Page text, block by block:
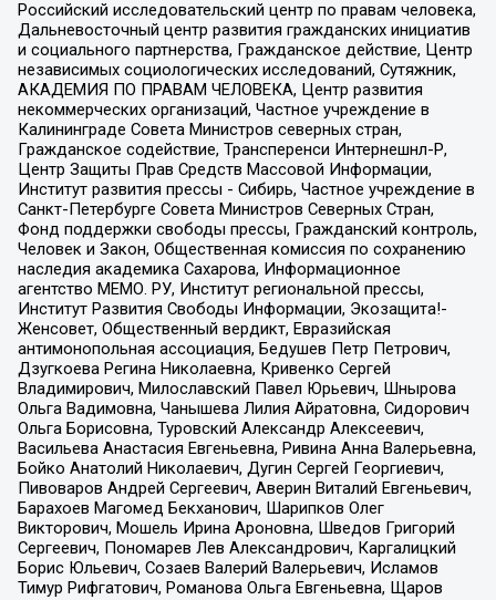
Российский исследовательский центр по правам человека,
Дальневосточный центр развития гражданских инициатив
и социального партнерства, Гражданское действие, Центр
независимых социологических исследований, Сутяжник,
АКАДЕМИЯ ПО ПРАВАМ ЧЕЛОВЕКА, Центр развития
некоммерческих организаций, Частное учреждение в
Калининграде Совета Министров северных стран,
Гражданское содействие, Трансперенси Интернешнл-Р,
Центр Защиты Прав Средств Массовой Информации,
Институт развития прессы - Сибирь, Частное учреждение в
Санкт-Петербурге Совета Министров Северных Стран,
Фонд поддержки свободы прессы, Гражданский контроль,
Человек и Закон, Общественная комиссия по сохранению
наследия академика Сахарова, Информационное
агентство МЕМО. РУ, Институт региональной прессы,
Институт Развития Свободы Информации, Экозащита!-
Женсовет, Общественный вердикт, Евразийская
антимонопольная ассоциация, Бедушев Петр Петрович,
Дзугкоева Регина Николаевна, Кривенко Сергей
Владимирович, Милославский Павел Юрьевич, Шнырова
Ольга Вадимовна, Чанышева Лилия Айратовна, Сидорович
Ольга Борисовна, Туровский Александр Алексеевич,
Васильева Анастасия Евгеньевна, Ривина Анна Валерьевна,
Бойко Анатолий Николаевич, Дугин Сергей Георгиевич,
Пивоваров Андрей Сергеевич, Аверин Виталий Евгеньевич,
Барахоев Магомед Бекханович, Шарипков Олег
Викторович, Мошель Ирина Ароновна, Шведов Григорий
Сергеевич, Пономарев Лев Александрович, Каргалицкий
Борис Юльевич, Созаев Валерий Валерьевич, Исламов
Тимур Рифгатович, Романова Ольга Евгеньевна, Щаров